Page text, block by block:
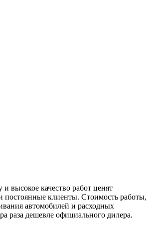
высокое качество работ ценят
постоянные клиенты. Стоимость работы,
автомобилей и расходных
раза дешевле официального дилера.